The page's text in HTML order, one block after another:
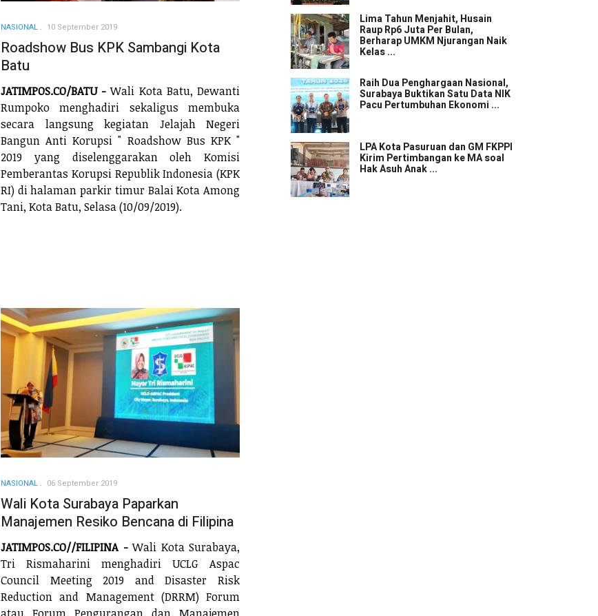
NASIONAL 10 September 2019
Roadshow Bus KPK Sambangi Kota
Batu
JATIMPOS.CO/BATU - Wali Kota Batu, Dewanti
Rumpoko menghadiri sekaligus membuka
secara langsung kegiatan Jelajah Negeri
Bangun Anti Korupsi " Roadshow Bus KPK "
2019 yang diselenggarakan oleh Komisi
Pemberantas Korupsi Republik Indonesia (KPK
RI) di halaman parkir timur Balai Kota Among
Tani, Kota Batu, Selasa (10/09/2019).
NASIONAL 06 September 2019
Wali Kota Surabaya Paparkan
Manajemen Resiko Bencana di Filipina
JATIMPOS.CO//FILIPINA -Wali Kota Surabaya,
Tri Rismaharini menghadiri UCLG Aspac
Council Meeting 2019 and Disaster Risk
Reduction and Management (DRRM) Forum
Lima Tahun Menjahit, Husain
Raup Rp6 Juta Per Bulan,
Berharap UMKM Njurangan Naik
Kelas ...
Raih Dua Penghargaan Nasional,
Surabaya Buktikan Satu Data NIK
Pacu Pertumbuhan Ekonomi ...
LPA Kota Pasuruan dan GM FKPPI
Kirim Pertimbangan ke MA soal
Hak Asuh Anak ...